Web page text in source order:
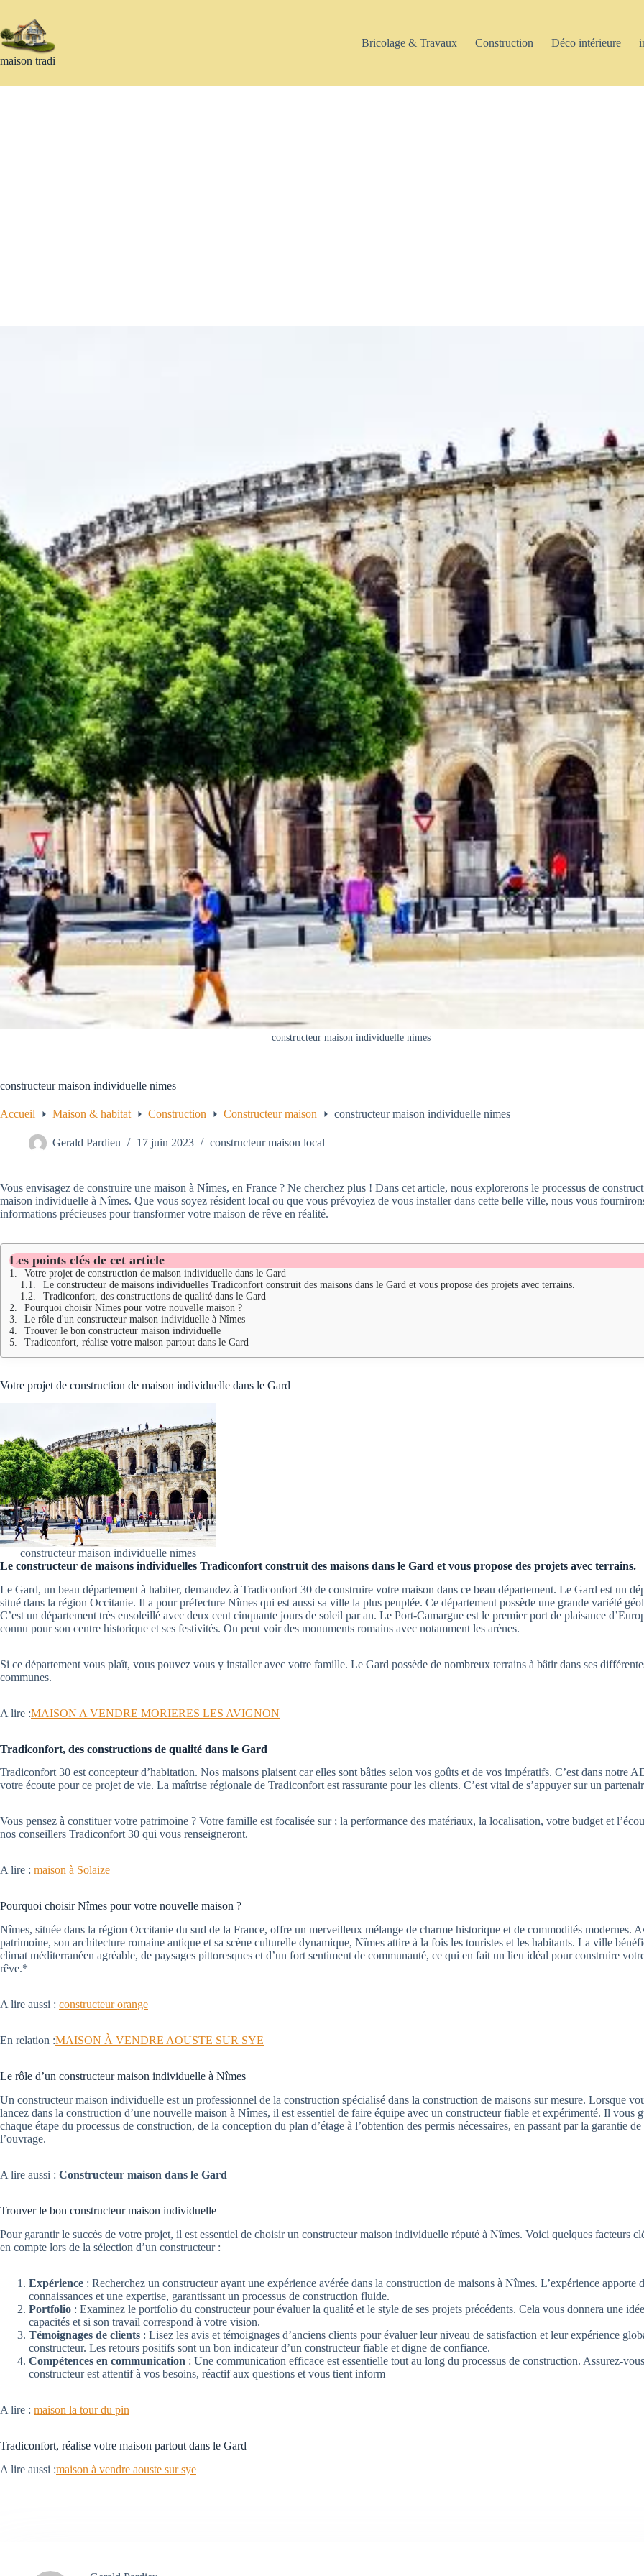
contenu
maison tradi
Bricolage & Travaux Construction Déco intérieure
constructeur maison individuelle nimes
constructeur maison individuelle nimes
Accueil Maison & habitat Construction Constructeur maison constructeur maison individuelle nimes
Gerald Pardieu 17 juin 2023 constructeur maison local
Vous envisagez de construire une maison à Nîmes, en France ? Ne cherchez plus ! Dans cet article, nous explorerons le processus de
maison individuelle à Nîmes. Que vous soyez résident local ou que vous prévoyiez de vous installer dans cette belle ville, nous vous
informations précieuses pour transformer votre maison de rêve en réalité.
Les points clés de cet article
Votre projet de construction de maison individuelle dans le Gard
Le constructeur de maisons individuelles Tradiconfort construit des maisons dans le Gard et vous propose des projets avec terrains.
Tradiconfort, des constructions de qualité dans le Gard
Pourquoi choisir Nîmes pour votre nouvelle maison ?
Le rôle d'un constructeur maison individuelle à Nîmes
Trouver le bon constructeur maison individuelle
Tradiconfort, réalise votre maison partout dans le Gard
Votre projet de construction de maison individuelle dans le Gard
constructeur maison individuelle nimes
Le constructeur de maisons individuelles Tradiconfort construit des maisons dans le Gard et vous propose des projets avec terrains.
Le Gard, un beau département à habiter, demandez à Tradiconfort 30 de construire votre maison dans ce beau département. Le Gard est un
situé dans la région Occitanie. Il a pour préfecture Nîmes qui est aussi sa ville la plus peuplée. Ce département possède une grande variété
C’est un département très ensoleillé avec deux cent cinquante jours de soleil par an. Le Port-Camargue est le premier port de plaisance
connu pour son centre historique et ses festivités. On peut voir des monuments romains avec notamment les arènes.
Si ce département vous plaît, vous pouvez vous y installer avec votre famille. Le Gard possède de nombreux terrains à bâtir dans ses
communes.
A lire :MAISON A VENDRE MORIERES LES AVIGNON
Tradiconfort, des constructions de qualité dans le Gard
Tradiconfort 30 est concepteur d’habitation. Nos maisons plaisent car elles sont bâties selon vos goûts et de vos impératifs. C’est dans notre
votre écoute pour ce projet de vie. La maîtrise régionale de Tradiconfort est rassurante pour les clients. C’est vital de s’appuyer sur un
Vous pensez à constituer votre patrimoine ? Votre famille est focalisée sur ; la performance des matériaux, la localisation, votre budget et
nos conseillers Tradiconfort 30 qui vous renseigneront.
A lire : maison à Solaize
Pourquoi choisir Nîmes pour votre nouvelle maison ?
Nîmes, située dans la région Occitanie du sud de la France, offre un merveilleux mélange de charme historique et de commodités modernes.
patrimoine, son architecture romaine antique et sa scène culturelle dynamique, Nîmes attire à la fois les touristes et les habitants. La ville
climat méditerranéen agréable, de paysages pittoresques et d’un fort sentiment de communauté, ce qui en fait un lieu idéal pour construire
rêve.*
A lire aussi : constructeur orange
En relation :MAISON À VENDRE AOUSTE SUR SYE
Le rôle d’un constructeur maison individuelle à Nîmes
Un constructeur maison individuelle est un professionnel de la construction spécialisé dans la construction de maisons sur mesure. Lorsque
lancez dans la construction d’une nouvelle maison à Nîmes, il est essentiel de faire équipe avec un constructeur fiable et expérimenté. Il vous
chaque étape du processus de construction, de la conception du plan d’étage à l’obtention des permis nécessaires, en passant par la garantie
l’ouvrage.
A lire aussi : Constructeur maison dans le Gard
Trouver le bon constructeur maison individuelle
Pour garantir le succès de votre projet, il est essentiel de choisir un constructeur maison individuelle réputé à Nîmes. Voici quelques facteurs
en compte lors de la sélection d’un constructeur :
Expérience : Recherchez un constructeur ayant une expérience avérée dans la construction de maisons à Nîmes. L’expérience apporte
connaissances et une expertise, garantissant un processus de construction fluide.
Portfolio : Examinez le portfolio du constructeur pour évaluer la qualité et le style de ses projets précédents. Cela vous donnera une
capacités et si son travail correspond à votre vision.
Témoignages de clients : Lisez les avis et témoignages d’anciens clients pour évaluer leur niveau de satisfaction et leur expérience
constructeur. Les retours positifs sont un bon indicateur d’un constructeur fiable et digne de confiance.
Compétences en communication : Une communication efficace est essentielle tout au long du processus de construction. Assurez-
constructeur est attentif à vos besoins, réactif aux questions et vous tient inform
A lire : maison la tour du pin
Tradiconfort, réalise votre maison partout dans le Gard
A lire aussi :maison à vendre aouste sur sye